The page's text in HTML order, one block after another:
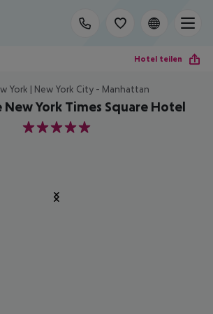
Hotel teilen
York | New York City - Manhattan
New York Times Square Hotel
5